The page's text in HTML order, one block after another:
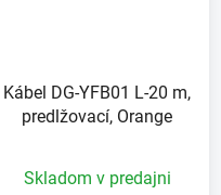
Kábel DG-YFB01 L-20 m,
predlžovací, Orange
Skladom v predajni